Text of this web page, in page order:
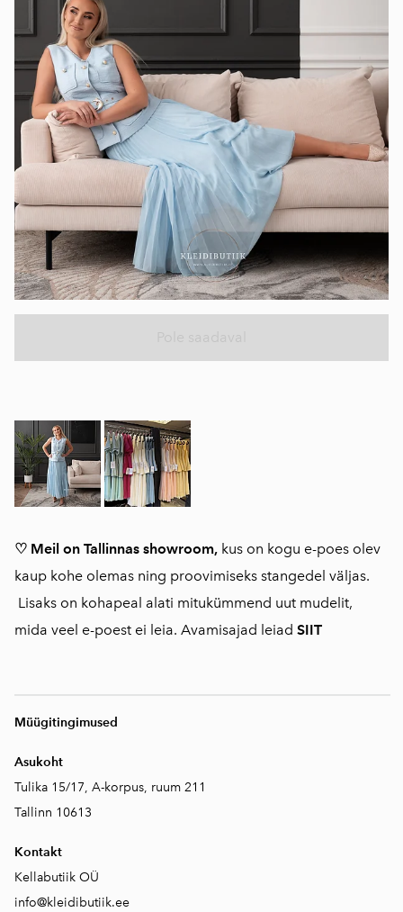
♡ Meil on Tallinnas showroom, kus on kogu e-poes olev
kaup kohe olemas ning proovimiseks stangedel väljas.
Lisaks on kohapeal alati mitukümmend uut mudelit,
mida veel e-poest ei leia. Avamisajad leiad SIIT
Müügitingimused
Asukoht
Tulika 15/17, A-korpus, ruum 211
Tallinn 10613
Kontakt
Kellabutiik OÜ
info@kleidibutiik.ee